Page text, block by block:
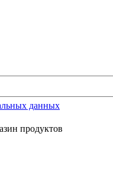
данных
продуктов